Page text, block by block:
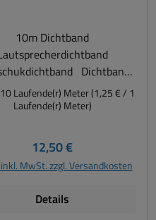
10m Dichtband
Dichtband
passend für Boxen, PA
Musikerboxen Hi-Fi Boxen
Subwoofer,
Hochtöner, Chassis
als Dichtung
10 Laufende(r) Meter(1,25 € / 1
Laufende(r) Meter)
Regulärer Preis:
12,50 €
MwSt. zzgl. Versandkosten
Details